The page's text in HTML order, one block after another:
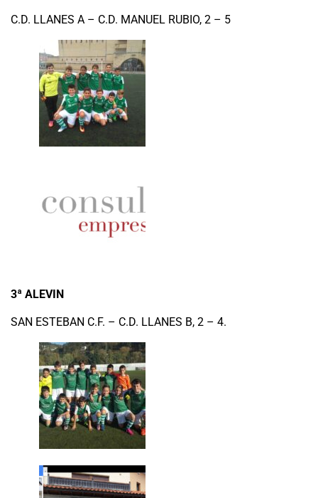
C.D. LLANES A – C.D. MANUEL RUBIO, 2 – 5
3ª ALEVIN
SAN ESTEBAN C.F. – C.D. LLANES B, 2 – 4.